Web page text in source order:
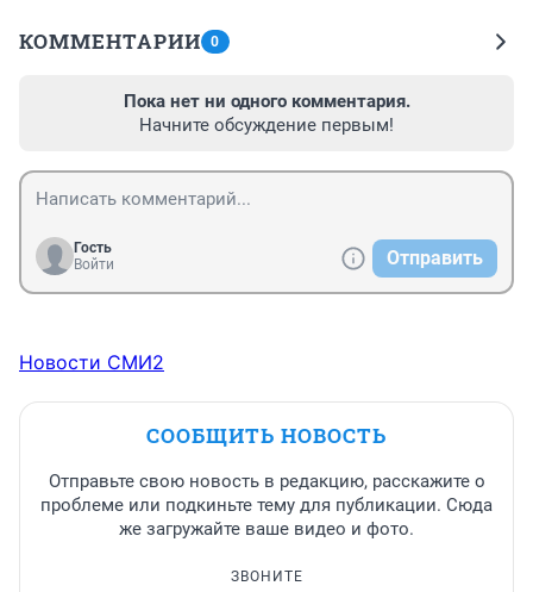
КОММЕНТАРИИ 0
Пока нет ни одного комментария.
Начните обсуждение первым!
Гость
Войти
Отправить
Новости СМИ2
СООБЩИТЬ НОВОСТЬ
Отправьте свою новость в редакцию, расскажите о
проблеме или подкиньте тему для публикации. Сюда
же загружайте ваше видео и фото.
ЗВОНИТЕ